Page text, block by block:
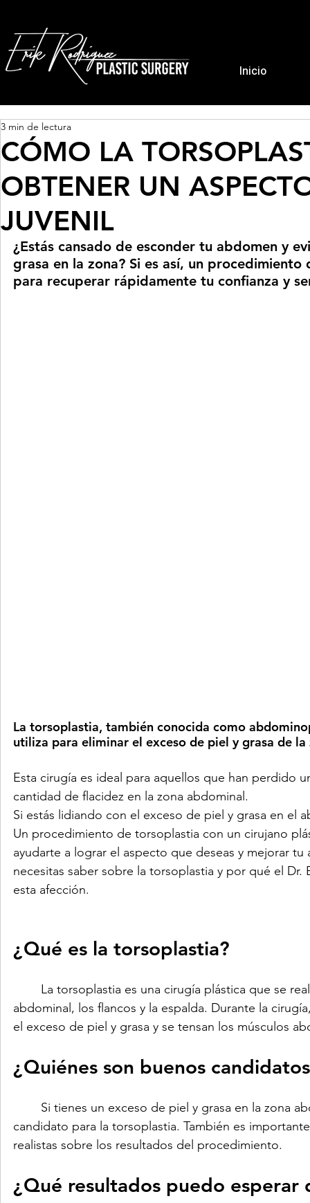
Inicio
CÓMO LA
OBTENER UN
JUVENIL
3 min de lectura
¿Estás cansado de esconder tu abdomen y
grasa en la zona? Si es así, un
para recuperar rápidamente tu confianza y
La torsoplastia, también conocida como
utiliza para eliminar el exceso de piel y grasa de
Esta cirugía es ideal para aquellos que han perdido
cantidad de flacidez en la zona abdominal.
Si estás lidiando con el exceso de piel y grasa en el
Un procedimiento de torsoplastia con un cirujano
ayudarte a lograr el aspecto que deseas y mejorar
necesitas saber sobre la torsoplastia y por qué el
esta afección.
¿Qué es la torsoplastia?
abdominal, los flancos y la espalda. Durante la
el exceso de piel y grasa y se tensan los músculos
¿Quiénes son buenos
candidato para la torsoplastia. También es
realistas sobre los resultados del procedimiento.
¿Qué resultados puedo esperar